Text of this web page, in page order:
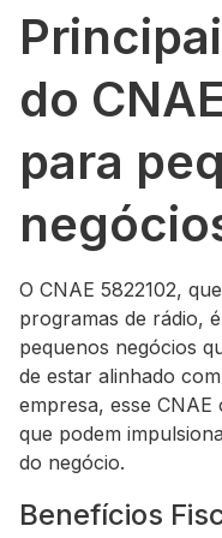
do
para
O CNAE 5822102,
programas de rádio,
pequenos negócios
de estar alinhado
empresa, esse
que podem
do negócio.
Benefícios